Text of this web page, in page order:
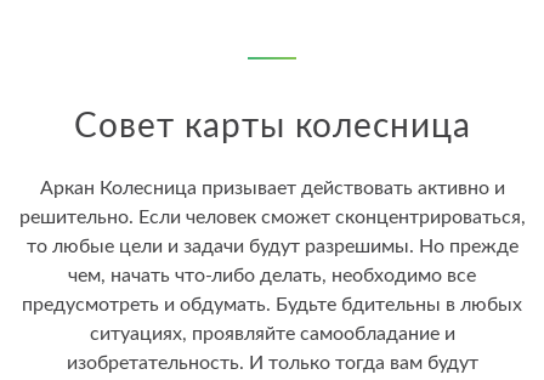
Совет карты колесница
Аркан Колесница призывает действовать активно и
решительно. Если человек сможет сконцентрироваться,
то любые цели и задачи будут разрешимы. Но прежде
чем, начать что-либо делать, необходимо все
предусмотреть и обдумать. Будьте бдительны в любых
ситуациях, проявляйте самообладание и
изобретательность. И только тогда вам будут